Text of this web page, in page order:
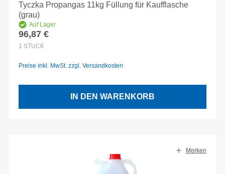
Tyczka Propangas 11kg Füllung für Kaufflasche
(grau)
Auf Lager
Regulärer Preis:
96,87 €
1 STÜCK
Preise inkl. MwSt. zzgl. Versandkosten
IN DEN WARENKORB
Merken